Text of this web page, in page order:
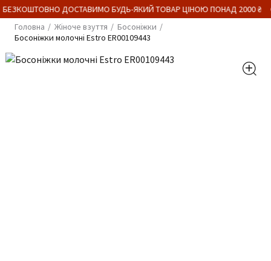
ДОСТАВИМО БУДЬ-ЯКИЙ ТОВАР ЦІНОЮ ПОНАД 2000 ₴
Головна
Жіноче взуття
Босоніжки
Босоніжки молочні Estro ER00109443